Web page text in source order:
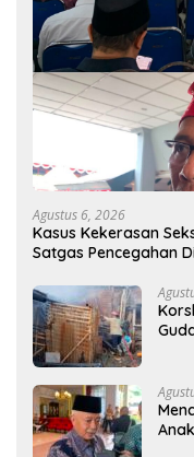
Agustus 6, 2026
Kasus Kekerasan
Satgas Pencegahan